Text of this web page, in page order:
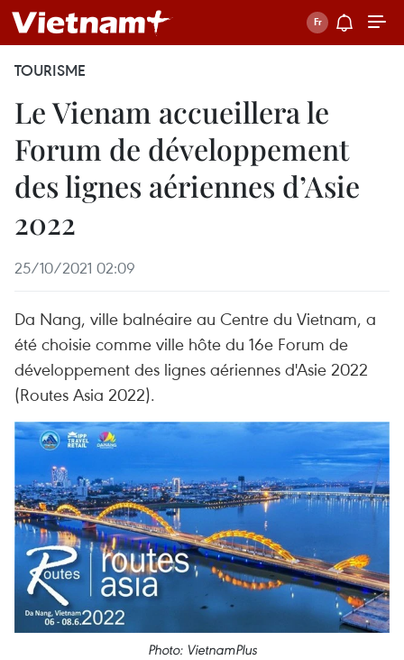
TOURISME
Le Vienam accueillera le
Forum de développement
des lignes aériennes d’Asie
2022
25/10/2021 02:09
Da Nang, ville balnéaire au Centre du Vietnam, a
été choisie comme ville hôte du 16e Forum de
développement des lignes aériennes d'Asie 2022
(Routes Asia 2022).
Photo: VietnamPlus